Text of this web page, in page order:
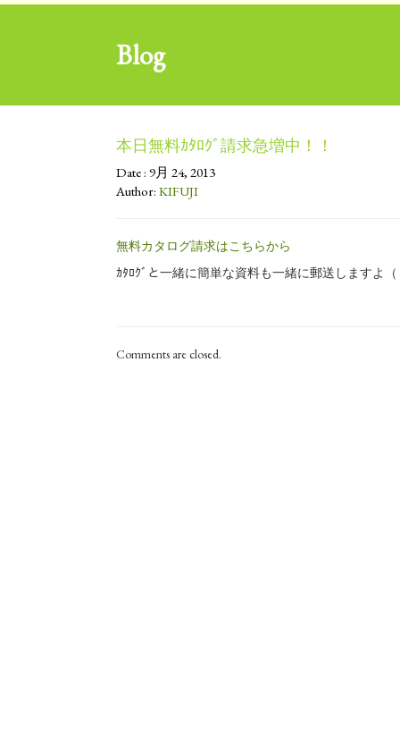
Blog
本日無料ｶﾀﾛｸﾞ請求急増中！！
Date : 9月 24, 2013
Author: KIFUJI
無料カタログ請求はこちらから
ｶﾀﾛｸﾞと一緒に簡単な資料も一緒に郵送しますよ
Comments are closed.